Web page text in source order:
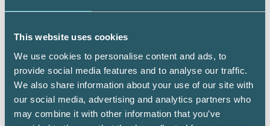
This website uses cookies
We use cookies to personalise content and ads, to
provide social media features and to analyse our traffic.
We also share information about your use of our site with
our social media, advertising and analytics partners who
may combine it with other information that you’ve
Mobilt BankID
Personnummer(ÅÅÅÅMMDDNNNN)